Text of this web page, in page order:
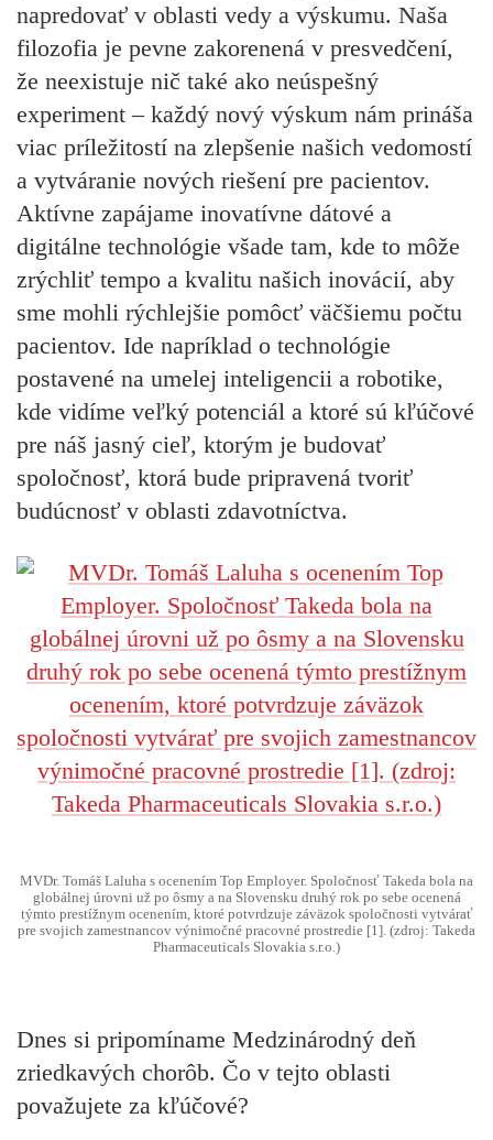
napredovať v oblasti vedy a výskumu. Naša
filozofia je pevne zakorenená v presvedčení,
že neexistuje nič také ako neúspešný
experiment – ​​každý nový výskum nám prináša
viac príležitostí na zlepšenie našich vedomostí
a vytváranie nových riešení pre pacientov.
Aktívne zapájame inovatívne dátové a
digitálne technológie všade tam, kde to môže
zrýchliť tempo a kvalitu našich inovácií, aby
sme mohli rýchlejšie pomôcť väčšiemu počtu
pacientov. Ide napríklad o technológie
postavené na umelej inteligencii a robotike,
kde vidíme veľký potenciál a ktoré sú kľúčové
pre náš jasný cieľ, ktorým je budovať
spoločnosť, ktorá bude pripravená tvoriť
budúcnosť v oblasti zdavotníctva.
MVDr. Tomáš Laluha s ocenením Top Employer. Spoločnosť Takeda bola na
globálnej úrovni už po ôsmy a na Slovensku druhý rok po sebe ocenená
týmto prestížnym ocenením, ktoré potvrdzuje záväzok spoločnosti vytvárať
pre svojich zamestnancov výnimočné pracovné prostredie [1]. (zdroj: Takeda
Pharmaceuticals Slovakia s.r.o.)
Dnes si pripomíname Medzinárodný deň
zriedkavých chorôb. Čo v tejto oblasti
považujete za kľúčové?